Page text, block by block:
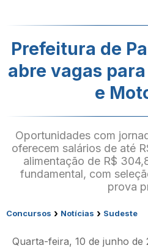
Prefeitura de
abre vagas
e
Oportunidades com
oferecem salários de até
alimentação de R$
fundamental, com
prova
Concursos › Notícias › Sudeste
Quarta-feira, 10 de junho de